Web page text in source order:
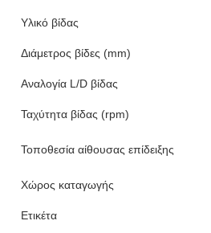
Υλικό βίδας
Διάμετρος βίδες (mm)
Αναλογία L/D βίδας
Ταχύτητα βίδας (rpm)
Τοποθεσία αίθουσας επίδειξης
Χώρος καταγωγής
Ετικέτα